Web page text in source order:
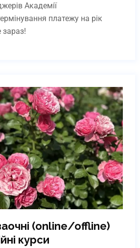
Академії
платежу на рік
(online/offline)
курси